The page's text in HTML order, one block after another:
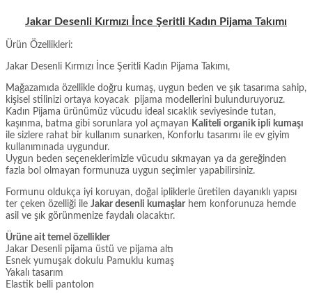
Jakar Desenli Kırmızı İnce Şeritli Kadın Pijama Takımı
Ürün Özellikleri:
Jakar Desenli Kırmızı İnce Şeritli Kadın Pijama Takımı,
Mağazamıda özellikle doğru kumaş, uygun beden ve şık tasarıma sahip,
kişisel stilinizi ortaya koyacak pijama modellerini bulunduruyoruz.
Kadın Pijama ürünümüz vücudu ideal sıcaklık seviyesinde tutan,
kaşınma, batma gibi sorunlara yol açmayan Kaliteli organik ipli kumaşı
ile sizlere rahat bir kullanım sunarken, Konforlu tasarımı ile ev giyim
kullanımınada uygundur.
Uygun beden seçeneklerimizle vücudu sıkmayan ya da gereğinden
fazla bol olmayan formunuza uygun seçimler yapabilirsiniz.
Formunu oldukça iyi koruyan, doğal ipliklerle üretilen dayanıklı yapısı
ter çeken özelliği ile Jakar desenli kumaşlar hem konforunuza hemde
asil ve şık görünmenize faydalı olacaktır.
Ürüne ait temel özellikler
Jakar Desenli pijama üstü ve pijama altı
Esnek yumuşak dokulu Pamuklu kumaş
Yakalı tasarım
Elastik belli pantolon